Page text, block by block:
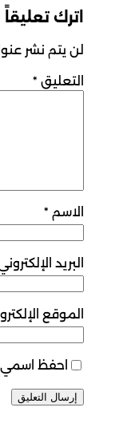
اترك تعليقاً
لن يتم نشر
التعليق *
الاسم *
البريد
الموقع
احفظ